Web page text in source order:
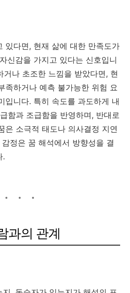
있다면, 현재 삶에 대한 만족도가
신감을 가지고 있다는 신호입니
거나 초조한 느낌을 받았다면, 현
족하거나 예측 불가능한 위험 요
입니다. 특히 속도를 과도하게 내
함과 조급함을 반영하며, 반대로
은 소극적 태도나 의사결정 지연
정은 꿈 해석에서 방향성을 결
.
과의 관계